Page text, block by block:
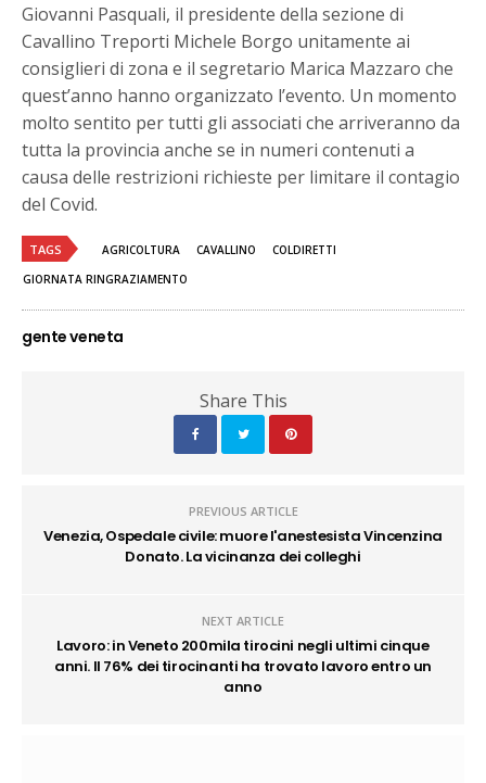
Giovanni Pasquali, il presidente della sezione di
Cavallino Treporti Michele Borgo unitamente ai
consiglieri di zona e il segretario Marica Mazzaro che
quest’anno hanno organizzato l’evento. Un momento
molto sentito per tutti gli associati che arriveranno da
tutta la provincia anche se in numeri contenuti a
causa delle restrizioni richieste per limitare il contagio
del Covid.
TAGS AGRICOLTURA CAVALLINO
COLDIRETTI
GIORNATA RINGRAZIAMENTO
gente veneta
Share This
PREVIOUS ARTICLE
Venezia, Ospedale civile: muore l'anestesista Vincenzina
Donato. La vicinanza dei colleghi
NEXT ARTICLE
Lavoro: in Veneto 200mila tirocini negli ultimi cinque
anni. Il 76% dei tirocinanti ha trovato lavoro entro un
anno